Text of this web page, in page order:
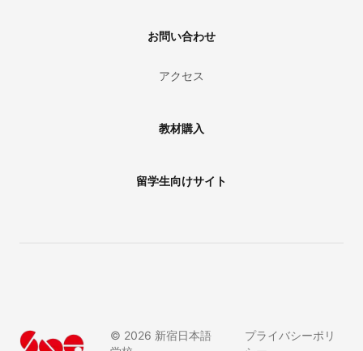
お問い合わせ
アクセス
教材購入
留学生向けサイト
© 2026 新宿日本語
プライバシーポリ